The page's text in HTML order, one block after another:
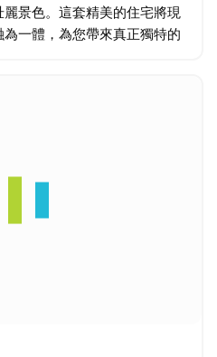
景色。這套精美的住宅將現
一體，為您帶來真正獨特的